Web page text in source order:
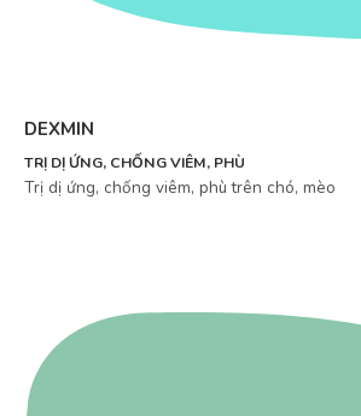
DEXMIN
TRỊ DỊ ỨNG, CHỐNG VIÊM, PHÙ
Trị dị ứng, chống viêm, phù trên chó, mèo